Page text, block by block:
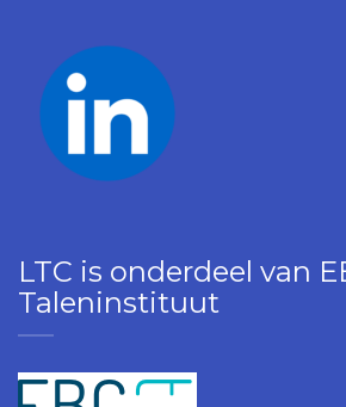
LTC is onderdeel van
Taleninstituut